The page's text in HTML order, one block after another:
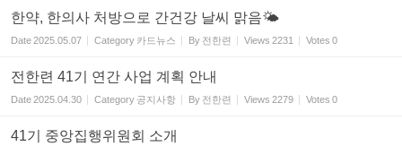
한약, 한의사 처방으로 간건강 날씨 맑음🌤
Date2025.05.07 Category 카드뉴스 By 전한련 Views 2231 Votes 0
전한련 41기 연간 사업 계획 안내
Date2025.04.30 Category 공지사항 By 전한련 Views 2279 Votes 0
41기 중앙집행위원회 소개